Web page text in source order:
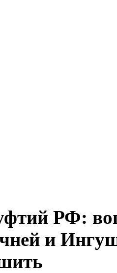
РФ:
и